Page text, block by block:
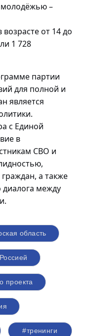
молодёжью–
от 14 до
1 728
партии
для полной и
является
с Единой
в
СВО и
а также
диалога между
область
проекта
#тренинги